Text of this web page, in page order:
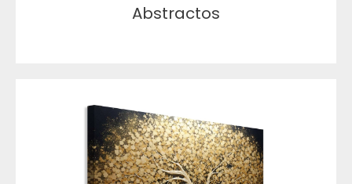
Abstractos